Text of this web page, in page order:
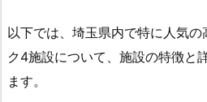
以下では、埼玉県内で特に人気
ク4施設について、施設の特徴と
ます。